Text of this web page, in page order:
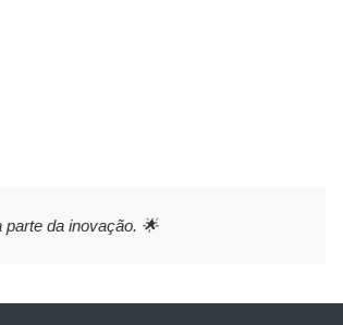
parte da inovação. 🌟